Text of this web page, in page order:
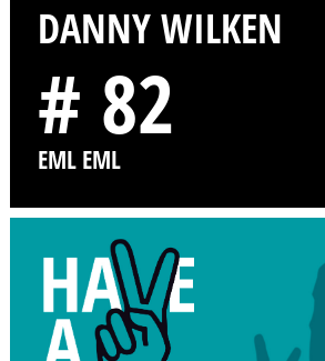
DANNY WILKEN
# 82
EML EML